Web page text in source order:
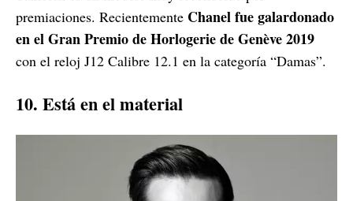
premiaciones. Recientemente Chanel fue galardonado
en el Gran Premio de Horlogerie de Genève 2019
con el reloj J12 Calibre 12.1 en la categoría “Damas”.
10. Está en el material